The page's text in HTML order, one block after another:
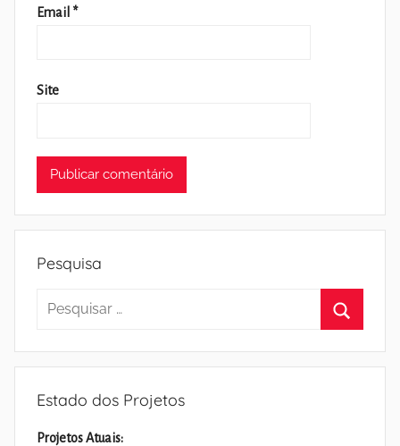
Email *
Site
Pesquisa
Pesquisar
Estado dos Projetos
Projetos Atuais: